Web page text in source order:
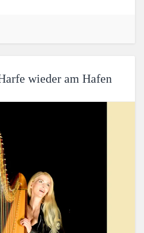
wieder am Hafen